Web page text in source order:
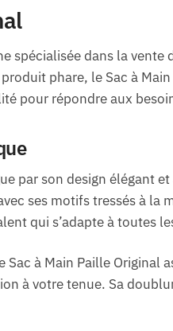
spécialisée dans la
phare, le Sac à
pour répondre aux
par son design élégant
ses motifs tressés à la
qui s’adapte à toutes
Sac à Main Paille Original
à votre tenue. Sa